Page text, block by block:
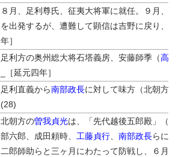
８月、足利尊氏、征夷大将軍に就任。９月、北
を出発するが、遭難して顕信は吉野に戻り、親
年］
足利方の奥州総大将石塔義房、安藤師季（高季
_［延元四年］
足利直義から南部政長に対して味方（北朝方）
(28)
北朝方の曽我貞光は、「先代越後五郎殿」（北
部六郎、成田頼時、 工藤貞行 、南部政長らに大
二郎師助らと三ヶ月にわたって防戦し、６月に